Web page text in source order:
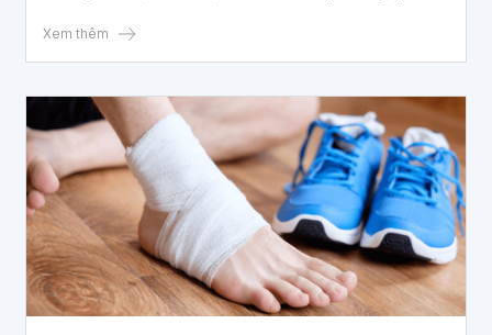
Xem thêm